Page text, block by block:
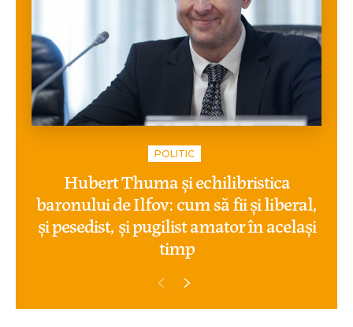
POLITIC
Hubert Thuma și echilibristica
baronului de Ilfov: cum să fii și liberal,
și pesedist, și pugilist amator în același
timp